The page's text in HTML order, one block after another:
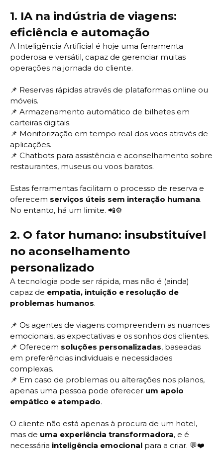
1. IA na indústria de viagens:
eficiência e automação
A Inteligência Artificial é hoje uma ferramenta
poderosa e versátil, capaz de gerenciar muitas
operações na jornada do cliente.
📌 Reservas rápidas através de plataformas online ou
móveis.
📌 Armazenamento automático de bilhetes em
carteiras digitais.
📌 Monitorização em tempo real dos voos através de
aplicações.
📌 Chatbots para assistência e aconselhamento sobre
restaurantes, museus ou voos baratos.
Estas ferramentas facilitam o processo de reserva e
oferecem serviços úteis sem interação humana.
No entanto, há um limite. 📲⚙️
2. O fator humano: insubstituível
no aconselhamento
personalizado
A tecnologia pode ser rápida, mas não é (ainda)
capaz de empatia, intuição e resolução de
problemas humanos.
📌 Os agentes de viagens compreendem as nuances
emocionais, as expectativas e os sonhos dos clientes.
📌 Oferecem soluções personalizadas, baseadas
em preferências individuais e necessidades
complexas.
📌 Em caso de problemas ou alterações nos planos,
apenas uma pessoa pode oferecer um apoio
empático e atempado.
O cliente não está apenas à procura de um hotel,
mas de uma experiência transformadora, e é
necessária inteligência emocional para a criar. 💬❤️